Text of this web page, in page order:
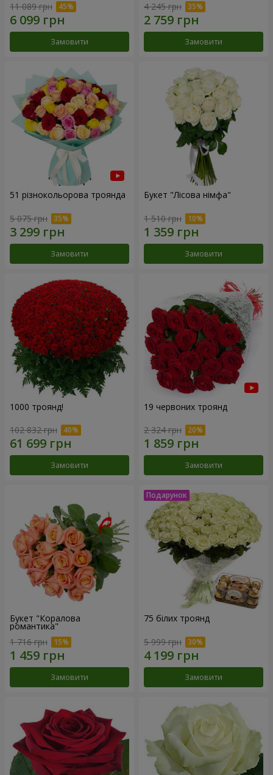
11 089 грн
Замовити
4 245 грн
Замовити
51 різнокольорова троянда
5 075 грн
Замовити
Букет "Лісова німфа"
1 510 грн
Замовити
1000 троянд!
102 832 грн
Замовити
19 червоних троянд
2 324 грн
Замовити
Букет "Коралова
романтика"
1 716 грн
Замовити
75 білих троянд
5 999 грн
Замовити